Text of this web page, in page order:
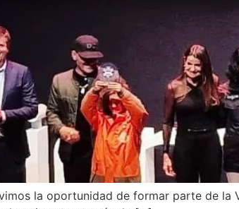
la oportunidad de formar parte de la